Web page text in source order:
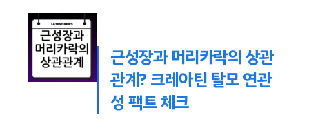
근성장과 머리카락의 상관
관계? 크레아틴 탈모 연관
성 팩트 체크